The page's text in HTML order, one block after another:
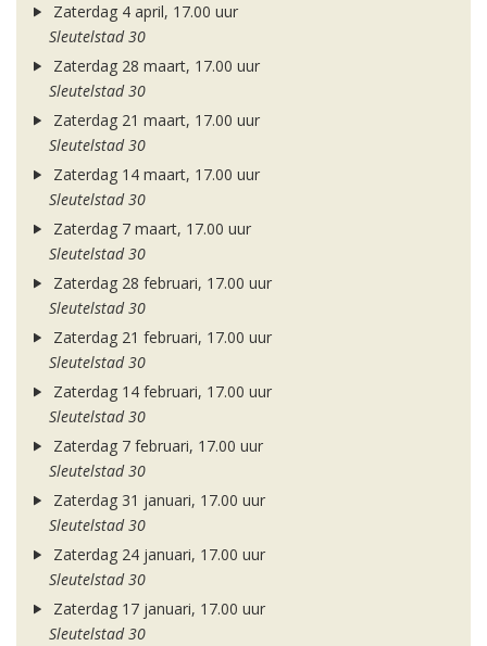
Zaterdag 4 april, 17.00 uur
Sleutelstad 30
Zaterdag 28 maart, 17.00 uur
Sleutelstad 30
Zaterdag 21 maart, 17.00 uur
Sleutelstad 30
Zaterdag 14 maart, 17.00 uur
Sleutelstad 30
Zaterdag 7 maart, 17.00 uur
Sleutelstad 30
Zaterdag 28 februari, 17.00 uur
Sleutelstad 30
Zaterdag 21 februari, 17.00 uur
Sleutelstad 30
Zaterdag 14 februari, 17.00 uur
Sleutelstad 30
Zaterdag 7 februari, 17.00 uur
Sleutelstad 30
Zaterdag 31 januari, 17.00 uur
Sleutelstad 30
Zaterdag 24 januari, 17.00 uur
Sleutelstad 30
Zaterdag 17 januari, 17.00 uur
Sleutelstad 30